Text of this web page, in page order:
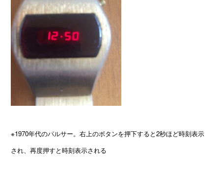
※1970年代のパルサー。右上のボタンを押下すると2秒ほど時刻表示
され、再度押すと時刻表示される